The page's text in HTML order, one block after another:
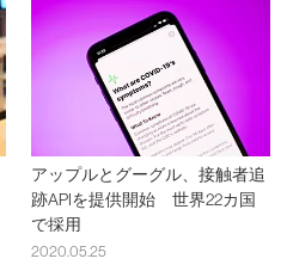
アップルとグーグル、接触者追
跡APIを提供開始 世界22カ国
で採用
2020.05.25